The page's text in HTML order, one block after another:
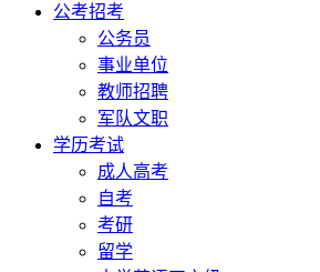
公考招考
公务员
事业单位
教师招聘
军队文职
学历考试
成人高考
自考
考研
留学